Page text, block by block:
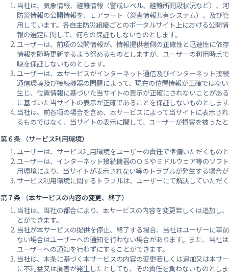
当社は、気象情報、避難情報（警戒レベル、避難所開設状況など）、
防災情報の公開情報を、Ｌアラート（災害情報共有システム）、及び
用しています。各自主防災組織ごとのポータルサイト上における公開
報の選定に関して、何らの保証もしないものとします。
ユーザーは、前項の公開情報が、情報提供者側の正確性と迅速性に依
情報を随時更新するよう努めるものとしますが、ユーザーの利用時点
映を保証しないものとします。
ユーザーは、本サービスがインターネット通信及びインターネット接
通信環境及び接続機器の問題によって、現在の位置情報が正確ではな
生じ、位置情報に基づいた当サイトの表示が正確にされないことがあ
に基づいた当サイトの表示が正確であることを保証しないものとします
当社は、前各項の場合を含め、本サービスによって当サイトに表示さ
るものではなく、当サイトの表示に関して、ユーザーが損害を被った
第６条 （サービス利用環境）
ユーザーは、サービス利用環境をユーザーの責任で準備いただくものと
ユーザーは、インターネット接続機器のＯＳやミドルウェア等のソフ
用環境により、当サイトが表示されない等のトラブルが発生する場合
サービス利用環境に関するトラブルは、ユーザーにて解決していただく
第７条 （本サービスの内容の変更、終了）
当社は、当社の都合により、本サービスの内容を変更若しくは追加し
とができます。
当社が本サービスの提供を停止、終了する場合、当社はユーザーに事
ない場合はユーザーへの通知を行わない場合があります。また、当社
ユーザーへの通知を行わずにすることができます。
当社は、本条に基づく本サービスの内容の変更若しくは追加又は本サ
に不利益又は損害が発生したとしても、その責任を負わないものとしま
雨量実況 東広島（気）(東広島市) 観測
志和